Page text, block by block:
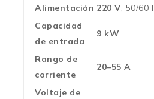
Alimentación 220 V, 50/60
Capacidad
de entrada
9 kW
Rango de
corriente
20–55 A
Voltaje de